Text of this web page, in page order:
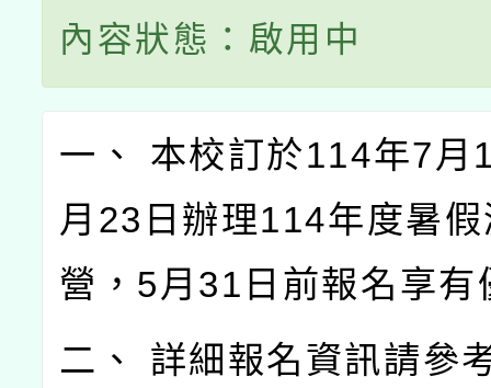
內容狀態：啟用中
一、 本校訂於114年7月
月23日辦理114年度暑
營，5月31日前報名享有
二、 詳細報名資訊請參